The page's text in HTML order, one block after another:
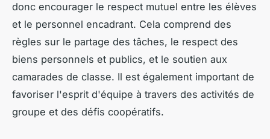
donc encourager le respect mutuel entre les élèves
et le personnel encadrant. Cela comprend des
règles sur le partage des tâches, le respect des
biens personnels et publics, et le soutien aux
camarades de classe. Il est également important de
favoriser l'esprit d'équipe à travers des activités de
groupe et des défis coopératifs.